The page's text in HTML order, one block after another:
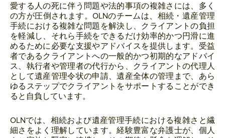
愛する人の死に伴う問題や法的事項の複雑さには、多く
の方が圧倒されます。OLNのチームは、相続・遺産管理
手続における複雑な問題を解決し、クライアントの負担
を軽減し、それら手続をできるだけ効率的かつ円滑に進
めるために必要な支援やアドバイスを提供します。受益
者であるクライアントへの一般的かつ初期的なアドバイ
ス、執行者や管理者の代行から、クライアントの代理人
として遺産管理令状の申請、遺産全体の管理まで、あら
ゆるステップでクライアントをサポートすることができ
ると自負しています。
OLNでは、相続および遺産管理手続における複雑さと繊
細さをよく理解しています。経験豊富な弁護士が、個人